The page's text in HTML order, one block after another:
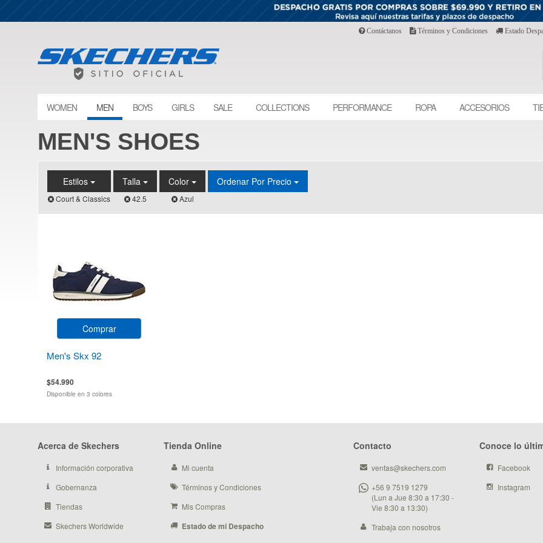
Contáctanos Términos y Condiciones Estado
WOMEN MEN BOYS GIRLS SALE COLLECTIONS PERFORMANCE ROPA ACCESORIOS
MEN'S SHOES
Estilos
Court & Classics
Talla
42.5
Color
Azul
Ordenar Por Precio
Comprar
Men's Skx 92
$54.990
Disponible en 3 colores
Acerca de Skechers
Información corporativa
Gobernanza
Tiendas
Skechers Worldwide
Tienda Online
Mi cuenta
Términos y Condiciones
Mis Compras
Estado de mi Despacho
Contacto
ventas@skechers.com
+56 9 7519 1279
(Lun a Jue 8:30 a 17:30 -
Vie 8:30 a 13:30)
Trabaja con nosotros
Conoce lo
Facebook
Instagram